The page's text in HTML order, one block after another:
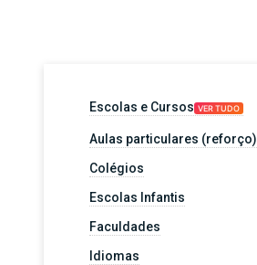
Escolas e Cursos VER TUDO
Aulas particulares (reforço)
Colégios
Escolas Infantis
Faculdades
Idiomas